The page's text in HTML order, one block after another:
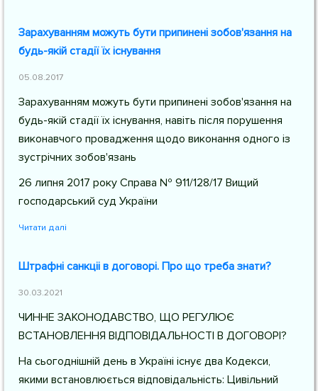
Зарахуванням можуть бути припинені зобов'язання на
будь-якій стадії їх існування
05.08.2017
Зарахуванням можуть бути припинені зобов'язання на
будь-якій стадії їх існування, навіть після порушення
виконавчого провадження щодо виконання одного із
зустрічних зобов'язань
26 липня 2017 року Справа № 911/128/17 Вищий
господарський суд України
Читати далі
Штрафні санкціі в договорі. Про що треба знати?
30.03.2021
ЧИННЕ ЗАКОНОДАВСТВО, ЩО РЕГУЛЮЄ
ВСТАНОВЛЕННЯ ВІДПОВІДАЛЬНОСТІ В ДОГОВОРІ?
На сьогоднішній день в Україні існує два Кодекси,
якими встановлюється відповідальність: Цивільний